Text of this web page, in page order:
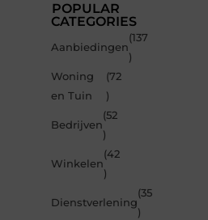
POPULAR
CATEGORIES
Aanbiedingen
(137
)
Woning
en Tuin
(72
)
Bedrijven
(52
)
Winkelen
(42
)
Dienstverlening
(35
)